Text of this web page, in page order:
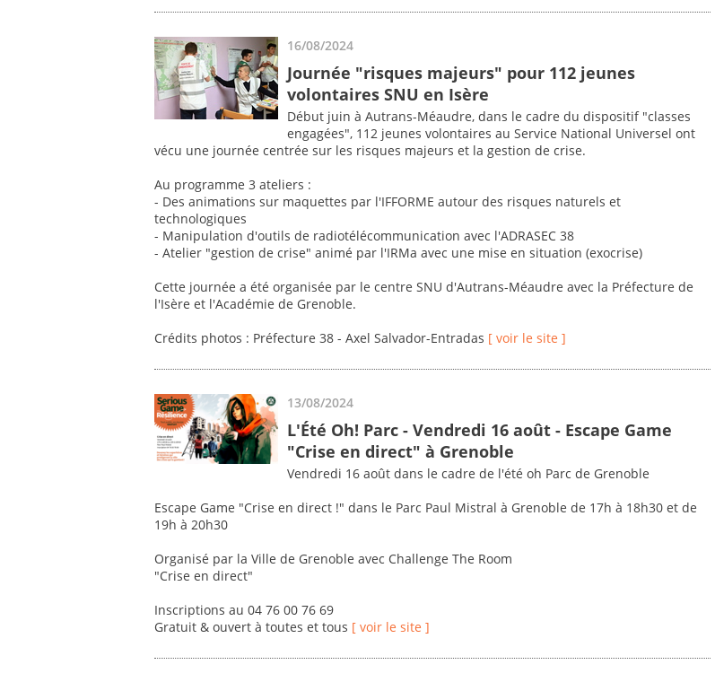
16/08/2024
Journée "risques majeurs" pour 112 jeunes
volontaires SNU en Isère
Début juin à Autrans-Méaudre, dans le cadre du dispositif "classes
engagées", 112 jeunes volontaires au Service National Universel ont
vécu une journée centrée sur les risques majeurs et la gestion de crise.
Au programme 3 ateliers :
- Des animations sur maquettes par l'IFFORME autour des risques naturels et
technologiques
- Manipulation d'outils de radiotélécommunication avec l'ADRASEC 38
- Atelier "gestion de crise" animé par l'IRMa avec une mise en situation (exocrise)
Cette journée a été organisée par le centre SNU d'Autrans-Méaudre avec la Préfecture de
l'Isère et l'Académie de Grenoble.
Crédits photos : Préfecture 38 - Axel Salvador-Entradas [ voir le site ]
13/08/2024
L'Été Oh! Parc - Vendredi 16 août - Escape Game
"Crise en direct" à Grenoble
Vendredi 16 août dans le cadre de l'été oh Parc de Grenoble
Escape Game "Crise en direct !" dans le Parc Paul Mistral à Grenoble de 17h à 18h30 et de
19h à 20h30
Organisé par la Ville de Grenoble avec Challenge The Room
"Crise en direct"
Inscriptions au 04 76 00 76 69
Gratuit & ouvert à toutes et tous [ voir le site ]